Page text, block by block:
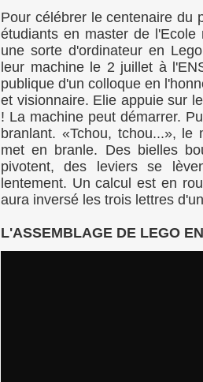
Pour célébrer le centenaire du
étudiants en master de
une sorte d'ordinateur en
leur machine le 2 juillet à
publique d'un colloque en
et visionnaire. Elie appuie sur
! La machine peut démarrer.
branlant. «Tchou, tchou...»,
met en branle. Des bielles
pivotent, des leviers se
lentement. Un calcul est en
aura inversé les trois lettres
L'ASSEMBLAGE DE LEGO